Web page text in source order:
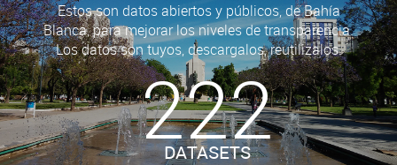
Estos son datos abiertos y públicos, de Bahía
Blanca, para mejorar los niveles de transparencia.
Los datos son tuyos, descargalos, reutilizalos.
222
DATASETS